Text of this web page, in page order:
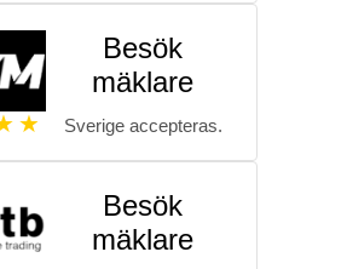
Besök
mäklare
Sverige accepteras.
Besök
mäklare